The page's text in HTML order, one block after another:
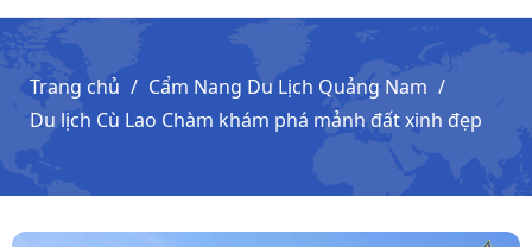
Trang chủ
Cẩm Nang Du Lịch Quảng Nam
Du lịch Cù Lao Chàm khám phá mảnh đất xinh đẹp